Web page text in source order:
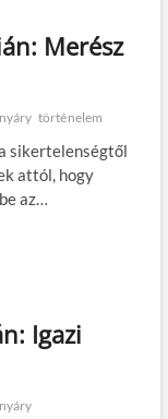
Merész
nyáry történelem
sikertelenségtől
attól, hogy
az…
Igazi
nyáry